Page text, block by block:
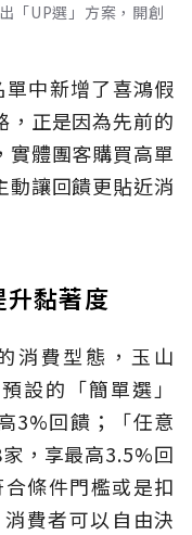
「UP選」方案，開創
中新增了喜鴻假
，正是因為先前的
實體團客購買高單
動讓回饋更貼近消
升黏著度
消費型態，玉山
設的「簡單選」
3%回饋；「任意
，享最高3.5%回
條件門檻或是扣
費者可以自由決